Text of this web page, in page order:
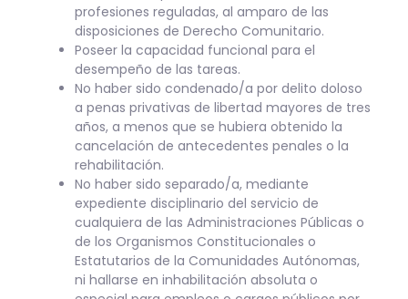
profesiones reguladas, al amparo de las
disposiciones de Derecho Comunitario.
Poseer la capacidad funcional para el
desempeño de las tareas.
No haber sido condenado/a por delito doloso
a penas privativas de libertad mayores de tres
años, a menos que se hubiera obtenido la
cancelación de antecedentes penales o la
rehabilitación.
No haber sido separado/a, mediante
expediente disciplinario del servicio de
cualquiera de las Administraciones Públicas o
de los Organismos Constitucionales o
Estatutarios de la Comunidades Autónomas,
ni hallarse en inhabilitación absoluta o